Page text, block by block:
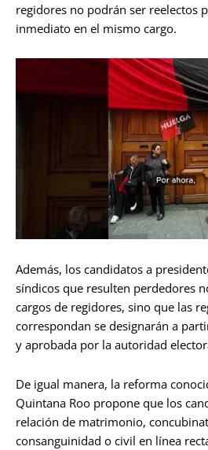
regidores no podrán ser reelectos
inmediato en el mismo cargo.
Además, los candidatos a
síndicos que resulten perdedores
cargos de regidores, sino que las
correspondan se designarán a
y aprobada por la autoridad
De igual manera, la reforma
Quintana Roo propone que los
relación de matrimonio,
consanguinidad o civil en línea